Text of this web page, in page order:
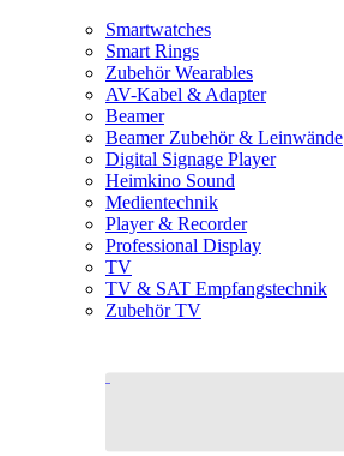
Smartwatches
Smart Rings
Zubehör Wearables
AV-Kabel & Adapter
Beamer
Beamer Zubehör & Leinwände
Digital Signage Player
Heimkino Sound
Medientechnik
Player & Recorder
Professional Display
TV
TV & SAT Empfangstechnik
Zubehör TV